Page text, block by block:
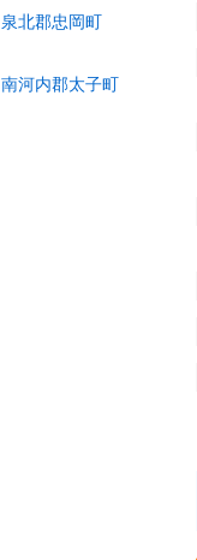
泉北郡忠岡町
南河内郡太子町